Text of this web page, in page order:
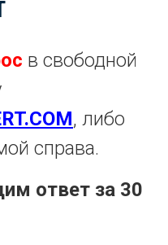
в свободной
, либо
справа.
ответ за 30